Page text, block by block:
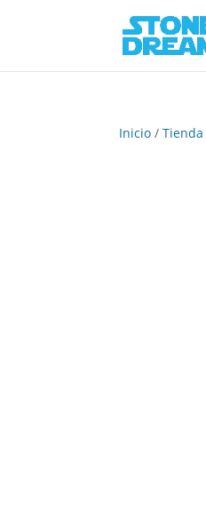
Inicio /Tienda